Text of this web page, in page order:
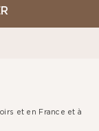
et en France et à